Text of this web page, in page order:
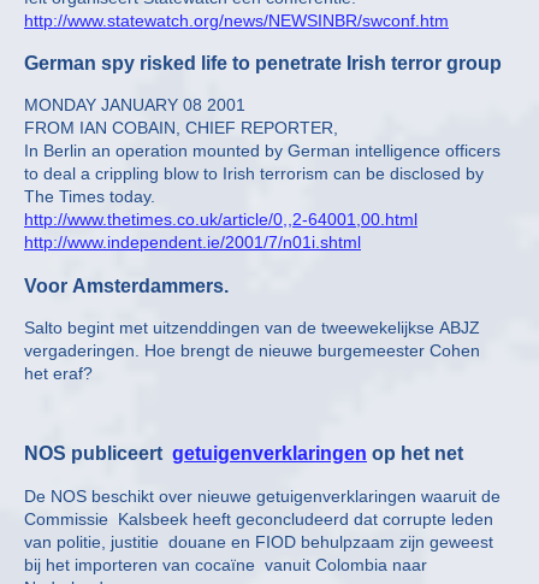
http://www.statewatch.org/news/NEWSINBR/swconf.htm
German spy risked life to penetrate Irish terror group
MONDAY JANUARY 08 2001
FROM IAN COBAIN, CHIEF REPORTER,
In Berlin an operation mounted by German intelligence officers
to deal a crippling blow to Irish terrorism can be disclosed by
The Times today.
http://www.thetimes.co.uk/article/0,,2-64001,00.html
http://www.independent.ie/2001/7/n01i.shtml
Voor Amsterdammers.
Salto begint met uitzenddingen van de tweewekelijkse ABJZ
vergaderingen. Hoe brengt de nieuwe burgemeester Cohen
het eraf?
NOS publiceert getuigenverklaringen op het net
De NOS beschikt over nieuwe getuigenverklaringen waaruit de
Commissie Kalsbeek heeft geconcludeerd dat corrupte leden
van politie, justitie douane en FIOD behulpzaam zijn geweest
bij het importeren van cocaïne vanuit Colombia naar